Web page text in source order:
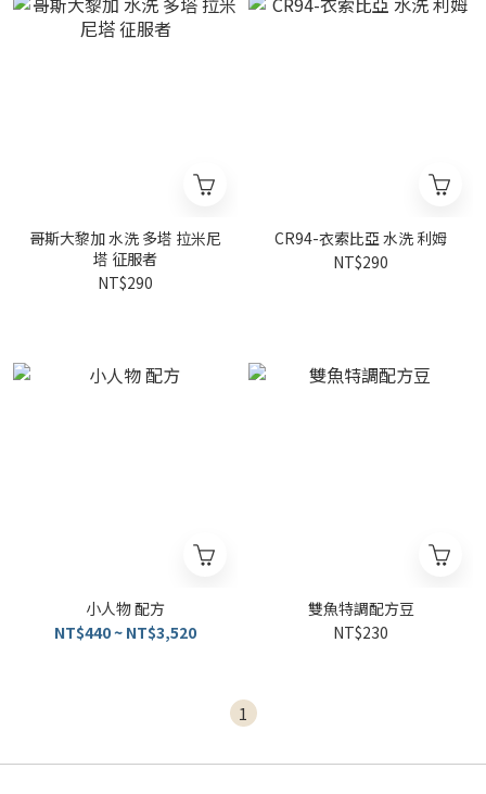
哥斯大黎加 水洗 多塔 拉米尼
塔 征服者
NT$290
CR94-衣索比亞 水洗 利姆
NT$290
小人物 配方
NT$440 ~ NT$3,520
雙魚特調配方豆
NT$230
1